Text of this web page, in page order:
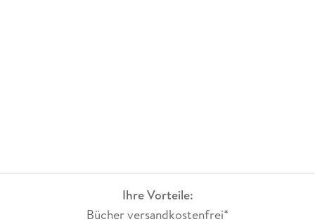
Ihre Vorteile:
Bücher versandkostenfrei*